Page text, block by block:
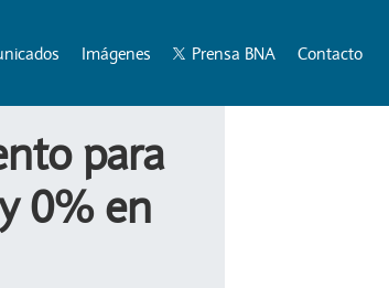
Imágenes Prensa BNA Contacto
para
0% en